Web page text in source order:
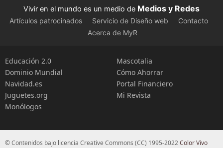
Vivir en el mundo es un medio de Medios y Redes
Artículos patrocinados Servicio de Diseño web
Contacto
Acerca de MyR
Educación 2.0
Dominio Mundial
Navidad.es
Juguetes.org
Monólogos
Mascotalia
Cómo Ahorrar
Portal Financiero
Mi Revista
© Contenidos bajo licencia Creative Commons (CC) 1995-2022Color Vivo